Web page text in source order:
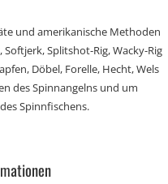
und amerikanische Methoden
Softjerk, Splitshot-Rig, Wacky-Rig
Döbel, Forelle, Hecht, Wels
des Spinnangelns und um
Spinnfischens.